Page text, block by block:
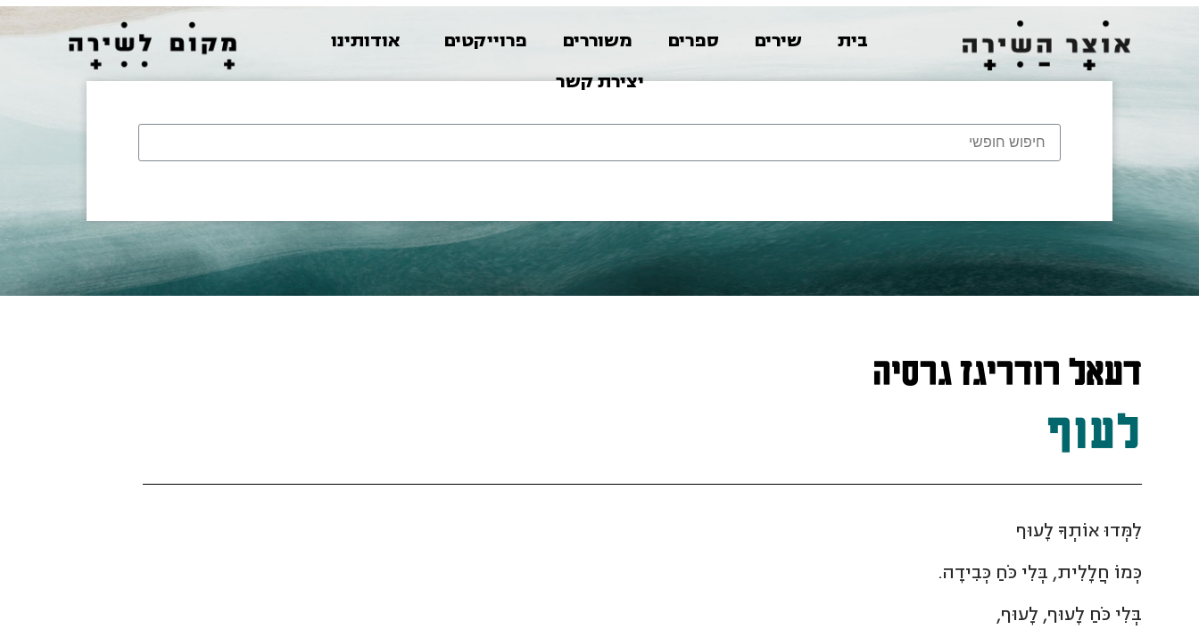
בית שירים ספרים משוררים פרוייקטים
אודותינו
יצירת קשר
דעאל רודריגז גרסיה
לעוף
לִמְּדוּ אוֹתְךָ לָעוּף
כְּמוֹ חֲלָלִית, בְּלִי כֹּחַ כְּבִידָה.
בְּלִי כֹּחַ לָעוּף, לָעוּף,